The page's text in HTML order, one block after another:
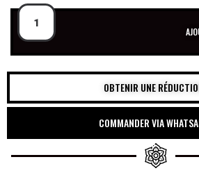
OBTENIR UNE
COMMANDER VIA